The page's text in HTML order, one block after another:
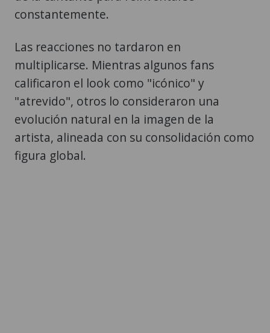
constantemente.
Las reacciones no tardaron en
multiplicarse. Mientras algunos fans
calificaron el look como "icónico" y
"atrevido", otros lo consideraron una
evolución natural en la imagen de la
artista, alineada con su consolidación como
figura global.